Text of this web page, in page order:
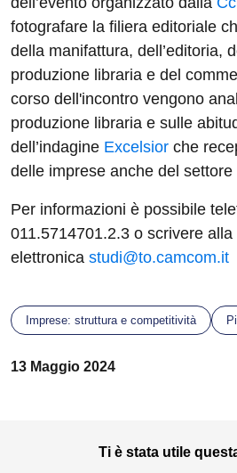
fotografare la filiera editoriale
della manifattura, dell’editoria,
produzione libraria e del
corso dell'incontro vengono
produzione libraria e sulle
dell’indagine Excelsior che
delle imprese anche del settore
Per informazioni è possibile
011.5714701.2.3 o scrivere
elettronica studi@to.camcom.it
Imprese: struttura e competitività
13 Maggio 2024
Ti è stata utile